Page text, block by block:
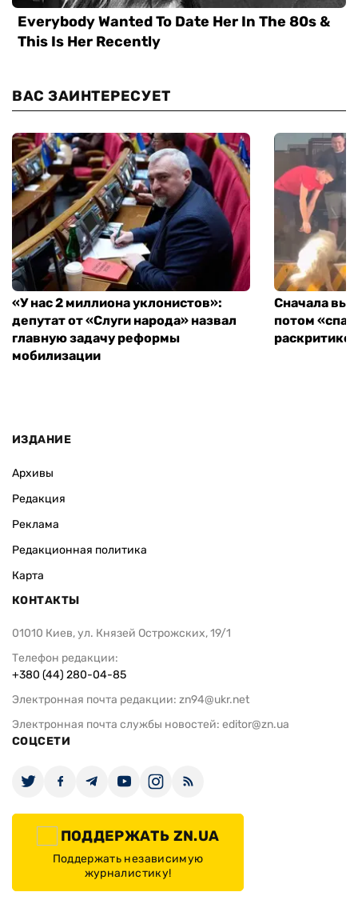
ВАС ЗАИНТЕРЕСУЕТ
«У нас 2 миллиона уклонистов»:
депутат от «Слуги народа» назвал
главную задачу реформы
мобилизации
Сначала
потом
ИЗДАНИЕ
Архивы
Редакция
Реклама
Редакционная политика
Карта
КОНТАКТЫ
01010 Киев, ул. Князей Острожских, 19/1
Телефон редакции:
+380 (44) 280-04-85
Электронная почта редакции: zn94@ukr.net
Электронная почта службы новостей: editor@zn.ua
СОЦСЕТИ
ПОДДЕРЖАТЬ ZN.UA
Поддержать независимую
журналистику!